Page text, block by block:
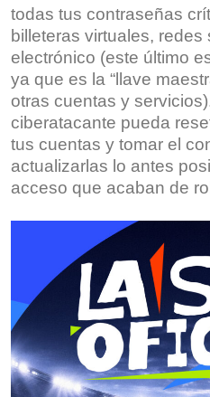
todas tus contraseñas
billeteras virtuales,
electrónico (este último
ya que es la “llave
otras cuentas y
ciberatacante pueda
tus cuentas y tomar el
actualizarlas lo antes
acceso que acaban de